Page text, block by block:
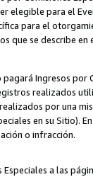
elegible para el
para el
que se describe en
pagará Ingresos por
realizados
por una
en su Sitio).
o infracción.
Especiales a las